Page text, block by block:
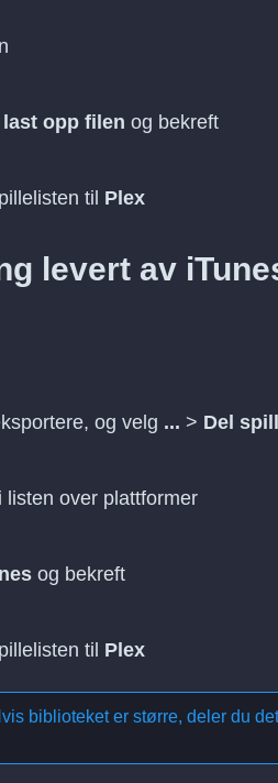
last opp filen og bekreft
til Plex
levert av
og velg ... > Del
i listen over plattformer
og bekreft
til Plex
biblioteket er større, deler du